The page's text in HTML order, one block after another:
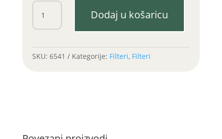
Filter
ulja
LTZ
Dodaj u košaricu
SKU: 6541 Kategorije: Filteri, Filteri